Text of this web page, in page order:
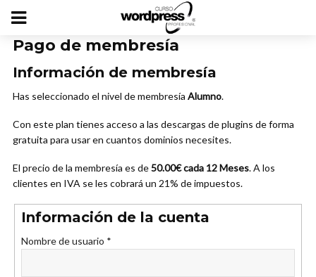
Pago de membresía
Información de membresía
Has seleccionado el nivel de membresía Alumno.
Con este plan tienes acceso a las descargas de plugins de forma
gratuita para usar en cuantos dominios necesites.
El precio de la membresía es de50.00€ cada 12 Meses. A los
clientes en IVA se les cobrará un 21% de impuestos.
Información de la cuenta
Nombre de usuario *